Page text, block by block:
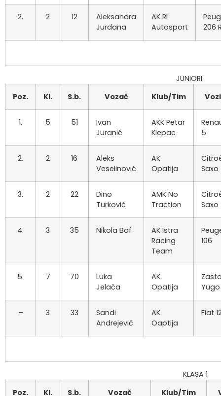
2. 2 12
Aleksandra
Jurdana
AK RI
Autosport
206
JUNIORI
Poz.
Kl. S.b. Vozač Klub/Tim
1. 5 51
Ivan
Juranić
AKK Petar
Klepac
5
2. 2 16
Aleks
Veselinović
AK
Opatija
Saxo
3. 2 22
Dino
Turković
AMK No
Traction
Saxo
4. 3 35 Nikola Baf
AK Istra
Racing
Team
106
5. 7 70
Luka
Jelača
AK
Opatija
Yugo
– 3 33
Sandi
Andrejević
AK
Oaptija
Fiat
KLASA 1
Poz.
Kl. S.b. Vozač Klub/Tim